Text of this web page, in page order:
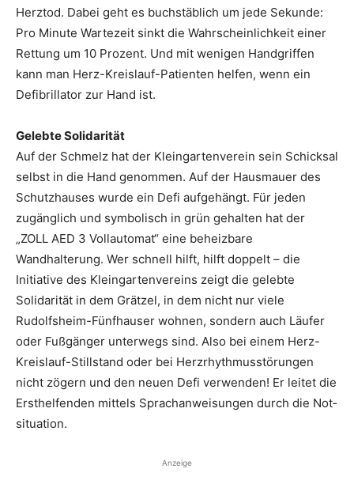
Herztod. Dabei geht es buchstäblich um jede Sekunde:
Pro Minute Wartezeit sinkt die Wahrscheinlichkeit einer
Rettung um 10 Prozent. Und mit wenigen Handgriffen
kann man Herz-Kreislauf-Patienten helfen, wenn ein
Defi­brillator zur Hand ist.
Gelebte Solidarität
Auf der Schmelz hat der Kleingartenverein sein Schicksal
selbst in die Hand genommen. Auf der Hausmauer des
Schutzhauses wurde ein Defi aufgehängt. Für jeden
zugänglich und symbolisch in grün gehalten hat der
„ZOLL AED 3 Vollautomat“ eine beheizbare
Wandhalterung. Wer schnell hilft, hilft doppelt – die
Initiative des Kleingartenvereins zeigt die gelebte
Solidarität in dem Grätzel, in dem nicht nur viele
Rudolfsheim-Fünfhauser wohnen, sondern auch Läufer
oder Fußgänger unterwegs sind. Also bei einem Herz-
Kreislauf-Stillstand oder bei Herzrhythmusstörungen
nicht zögern und den neuen Defi verwenden! Er leitet die
Ersthelfenden mittels Sprachanweisungen durch die ­Not­
situation.
Anzeige